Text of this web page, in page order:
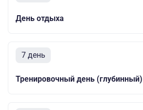
День отдыха
7 день
Тренировочный день